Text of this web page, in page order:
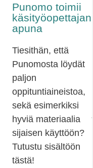
Punomo toimii
käsityöopettajan
apuna
Tiesithän, että
Punomosta löydät
paljon
oppituntiaineistoa,
sekä esimerkiksi
hyviä materiaalia
sijaisen käyttöön?
Tutustu sisältöön
tästä!